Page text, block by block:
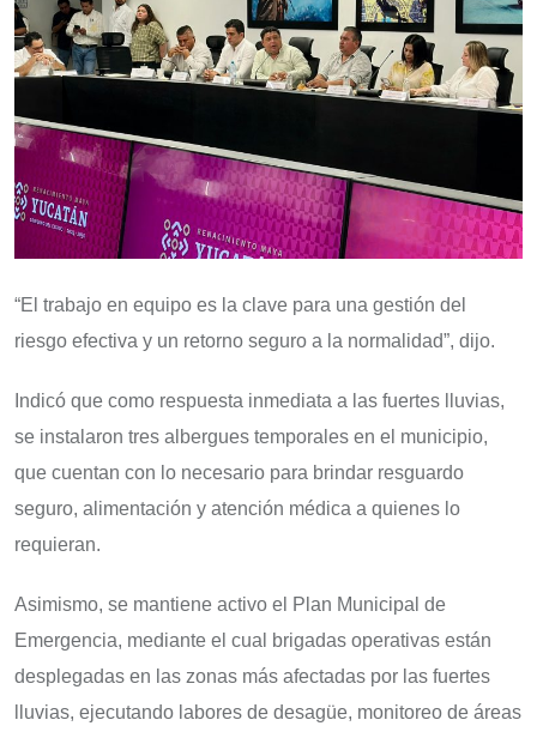
“El trabajo en equipo es la clave para una gestión del
riesgo efectiva y un retorno seguro a la normalidad”, dijo.
Indicó que como respuesta inmediata a las fuertes lluvias,
se instalaron tres albergues temporales en el municipio,
que cuentan con lo necesario para brindar resguardo
seguro, alimentación y atención médica a quienes lo
requieran.
Asimismo, se mantiene activo el Plan Municipal de
Emergencia, mediante el cual brigadas operativas están
desplegadas en las zonas más afectadas por las fuertes
lluvias, ejecutando labores de desagüe, monitoreo de áreas